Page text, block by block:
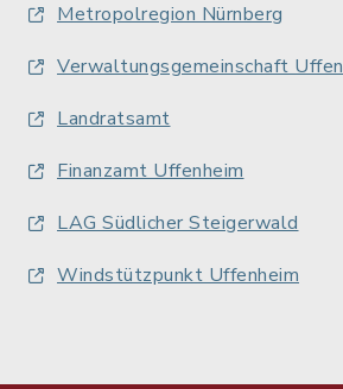
Metropolregion Nürnberg
Verwaltungsgemeinschaft
Landratsamt
Finanzamt Uffenheim
LAG Südlicher Steigerwald
Windstützpunkt Uffenheim